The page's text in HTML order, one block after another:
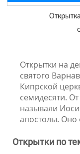
Открытки на
святого
Кипрской
семидесяти.
называли
апостолы. Оно
Открытки по